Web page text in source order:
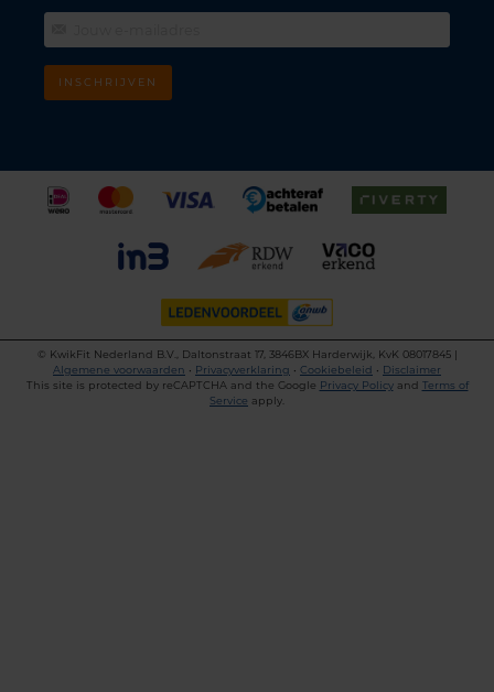
INSCHRIJVEN
©
KwikFit Nederland B.V., Daltonstraat 17, 3846BX Harderwijk, KvK 08017845 |
Algemene voorwaarden • Privacyverklaring • Cookiebeleid • Disclaimer
This site is protected by reCAPTCHA and the Google Privacy Policyand Terms of
Service apply.